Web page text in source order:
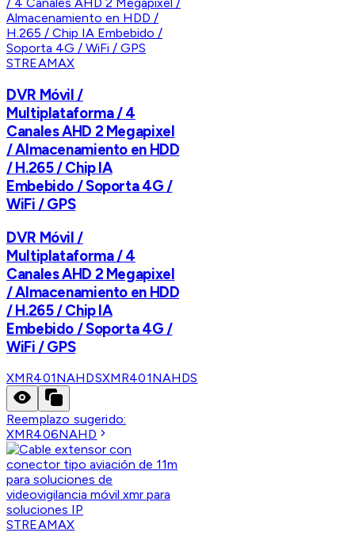
STREAMAX
DVR Móvil /
Multiplataforma / 4
Canales AHD 2 Megapixel
/ Almacenamiento en HDD
/ H.265 / Chip IA
Embebido / Soporta 4G /
WiFi / GPS
DVR Móvil /
Multiplataforma / 4
Canales AHD 2 Megapixel
/ Almacenamiento en HDD
/ H.265 / Chip IA
Embebido / Soporta 4G /
WiFi / GPS
XMR401NAHDSXMR401NAHDS
Reemplazo sugerido:
XMR406NAHD
STREAMAX